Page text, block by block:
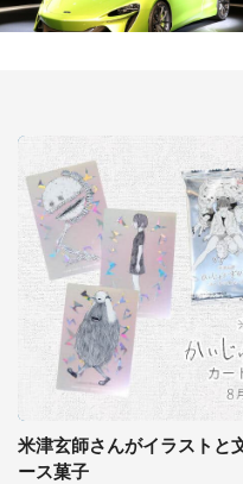
米津玄師さんがイラストと
ース菓子